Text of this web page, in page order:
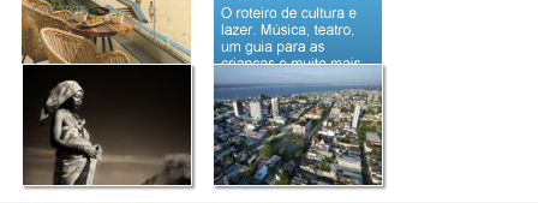
24.03.2025
PUB